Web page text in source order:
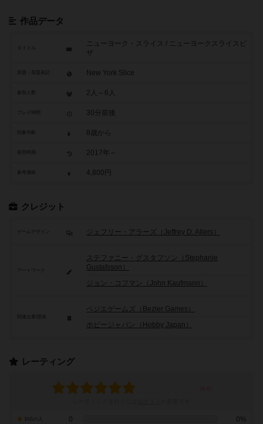
作品データ
タイトル
ニューヨーク・スライス / ニューヨークスライスピ
ザ
原題・英題表記 New York Slice
参加人数 2人～6人
30分前後
対象年齢 8歳から
2017年～
参考価格 4,800円
クレジット
ゲームデザイン ジェフリー・アラーズ（Jeffrey D. Allers）
アートワーク
ステファニー・グスタフソン（Stephanie
Gustafsson）
ジョン・コフマン（John Kaufmann）
ベジエゲームズ（Bezier Games）
ホビージャパン（Hobby Japan）
レーティング
0 0%